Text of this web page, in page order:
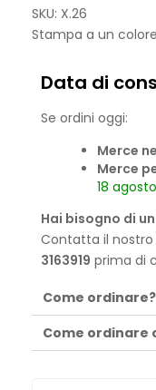
SKU: X.26
Stampa a un colore
Data di
Se ordini oggi:
Merce
Merce
18 agosto
Hai bisogno di
Contatta il
3163919 prima di
Come ordinare?
Come ordinare